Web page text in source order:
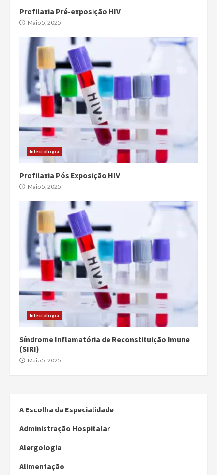
Profilaxia Pré-exposição HIV
Maio 5, 2025
Infectologia
Profilaxia Pós Exposição HIV
Maio 5, 2025
Infectologia
Síndrome Inflamatória de Reconstituição Imune
(SIRI)
Maio 5, 2025
A Escolha da Especialidade
Administração Hospitalar
Alergologia
Alimentação